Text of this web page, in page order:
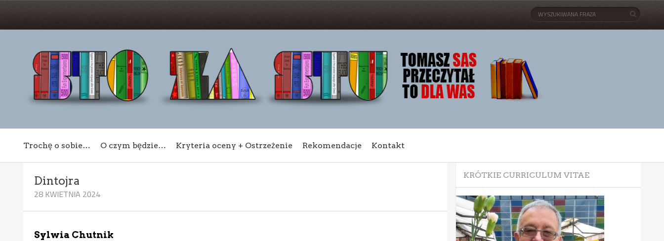
Trochę o sobie… O czym będzie… Kryteria oceny + Ostrzeżenie Rekomendacje Kontakt
Dintojra
28 KWIETNIA 2024
Sylwia Chutnik
KRÓTKIE CURRICULUM VITAE